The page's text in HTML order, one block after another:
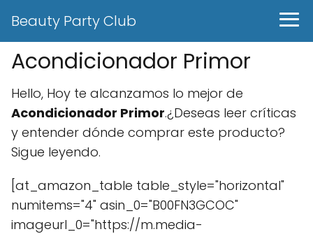
Beauty Party Club
Acondicionador Primor
Hello, Hoy te alcanzamos lo mejor de
Acondicionador Primor.¿Deseas leer críticas
y entender dónde comprar este producto?
Sigue leyendo.
[at_amazon_table table_style="horizontal"
numitems="4" asin_0="B00FN3GCOC"
imageurl_0="https://m.media-